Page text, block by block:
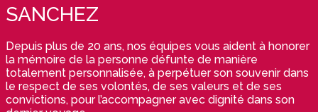
SANCHEZ
Depuis plus de 20 ans, nos équipes vous aident à honorer
la mémoire de la personne défunte de manière
totalement personnalisée, à perpétuer son souvenir dans
le respect de ses volontés, de ses valeurs et de ses
convictions, pour l’accompagner avec dignité dans son